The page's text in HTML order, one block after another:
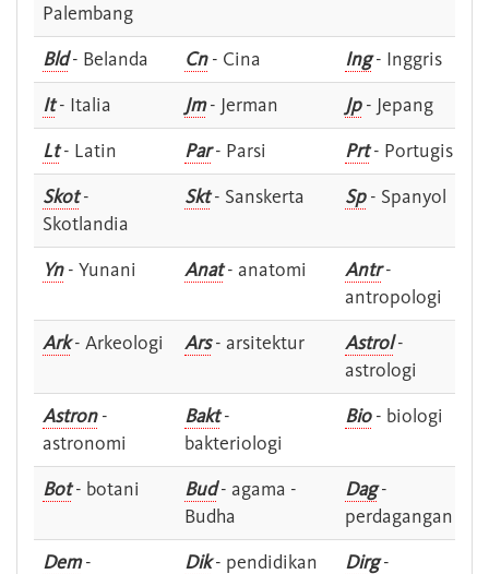
Palembang
Bld- Belanda Cn- Cina Ing- Inggris
It- Italia Jm- Jerman Jp- Jepang
Lt- Latin Par- Parsi Prt- Portugis
Skot-
Skotlandia
Skt- Sanskerta Sp- Spanyol
Yn- Yunani Anat- anatomi Antr-
antropologi
Ark- Arkeologi Ars- arsitektur Astrol-
astrologi
Astron-
astronomi
Bakt-
bakteriologi
Bio- biologi
Bot- botani Bud- agama -
Budha
Dag-
perdagangan
Dem-
Dik- pendidikan Dirg-